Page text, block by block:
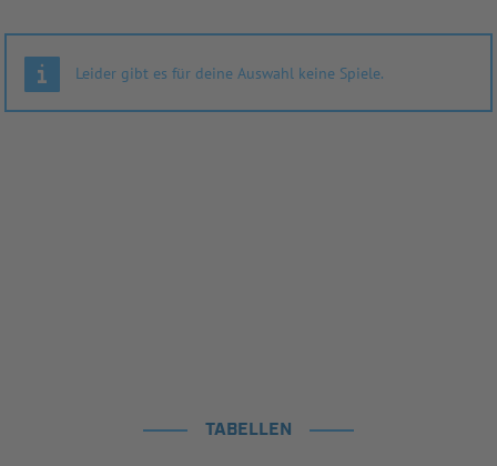
Leider gibt es für deine Auswahl keine Spiele.
TABELLEN